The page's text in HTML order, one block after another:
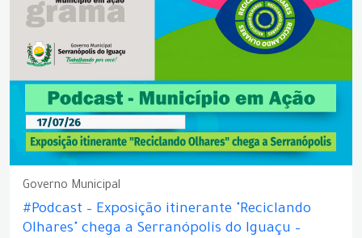
Governo Municipal
#Podcast – Exposição itinerante "Reciclando
Olhares" chega a Serranópolis do Iguaçu –